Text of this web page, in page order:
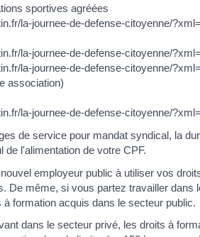
sportives agréées
la-journee-de-defense-citoyenne/
la-journee-de-defense-citoyenne/
la-journee-de-defense-citoyenne/
association)
la-journee-de-defense-citoyenne/
de service pour mandat syndical, la
de l'alimentation de votre CPF.
employeur public à utiliser vos
De même, si vous partez travailler dans
formation acquis dans le secteur public.
dans le secteur privé, les droits à